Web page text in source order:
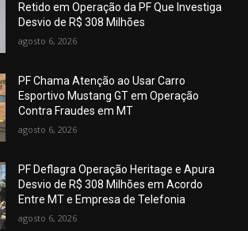
Retido em Operação da PF Que Investiga
Desvio de R$ 308 Milhões
agosto 6, 2026
PF Chama Atenção ao Usar Carro
Esportivo Mustang GT em Operação
Contra Fraudes em MT
agosto 6, 2026
PF Deflagra Operação Heritage e Apura
Desvio de R$ 308 Milhões em Acordo
Entre MT e Empresa de Telefonia
agosto 6, 2026